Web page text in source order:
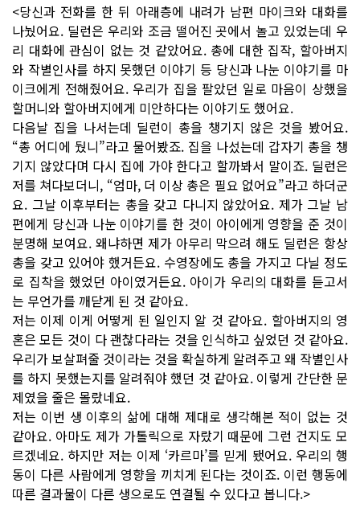
<당신과 전화를 한 뒤 아래층에 내려가 남편 마이크와 대화를
나눴어요. 딜런은 우리와 조금 떨어진 곳에서 놀고 있었는데 우
리 대화에 관심이 없는 것 같았어요. 총에 대한 집작, 할아버지
와 작별인사를 하지 못했던 이야기 등 당신과 나눈 이야기를 마
이크에게 전해줬어요. 우리가 집을 팔았던 일로 마음이 상했을
할머니와 할아버지에게 미안하다는 이야기도 했어요.
다음날 집을 나서는데 딜런이 총을 챙기지 않은 것을 봤어요.
“총 어디에 뒀니”라고 물어봤죠. 집을 나섰는데 갑자기 총을 챙
기지 않았다며 다시 집에 가야 한다고 할까봐서 말이죠. 딜런은
저를 쳐다보더니, “엄마, 더 이상 총은 필요 없어요”라고 하더군
요. 그날 이후부터는 총을 갖고 다니지 않았어요. 제가 그날 남
편에게 당신과 나눈 이야기를 한 것이 아이에게 영향을 준 것이
분명해 보여요. 왜냐하면 제가 아무리 막으려 해도 딜런은 항상
총을 갖고 있어야 했거든요. 수영장에도 총을 가지고 다닐 정도
로 집착을 했었던 아이였거든요. 아이가 우리의 대화를 듣고서
는 무언가를 깨닫게 된 것 같아요.
저는 이제 이게 어떻게 된 일인지 알 것 같아요. 할아버지의 영
혼은 모든 것이 다 괜찮다라는 것을 인식하고 싶었던 것 같아요.
우리가 보살펴줄 것이라는 것을 확실하게 알려주고 왜 작별인사
를 하지 못했는지를 알려줘야 했던 것 같아요. 이렇게 간단한 문
제였을 줄은 몰랐네요.
저는 이번 생 이후의 삶에 대해 제대로 생각해본 적이 없는 것
같아요. 아마도 제가 가톨릭으로 자랐기 때문에 그런 건지도 모
르겠네요. 하지만 저는 이제 ‘카르마’를 믿게 됐어요. 우리의 행
동이 다른 사람에게 영향을 끼치게 된다는 것이죠. 이런 행동에
따른 결과물이 다른 생으로도 연결될 수 있다고 봅니다.>